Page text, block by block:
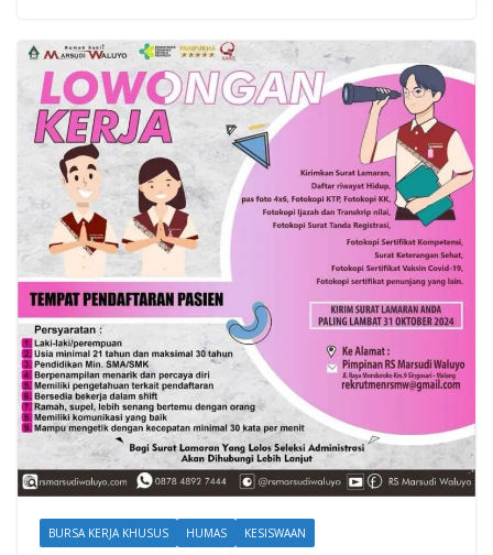
BURSA KERJA KHUSUS HUMAS KESISWAAN